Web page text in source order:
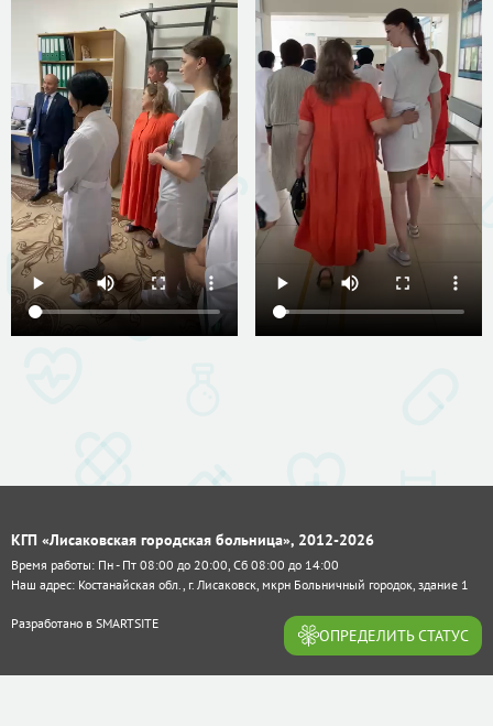
КГП «Лисаковская городская больница», 2012-2026
Время работы: Пн - Пт 08:00 до 20:00, Сб 08:00 до 14:00
Наш адрес: Костанайская обл., г. Лисаковск, мкрн Больничный городок, здание 1
Разработано в SMARTSITE
ОПРЕДЕЛИТЬ СТАТУС